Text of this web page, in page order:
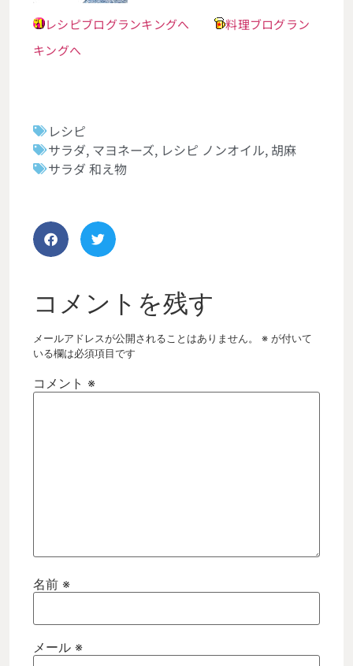
レシピブログランキングへ
料理ブログラン
キングへ
レシピ
サラダ, マヨネーズ, レシピ ノンオイル, 胡麻
サラダ 和え物
コメントを残す
メールアドレスが公開されることはありません。 ※ が付いて
いる欄は必須項目です
コメント ※
名前 ※
メール ※